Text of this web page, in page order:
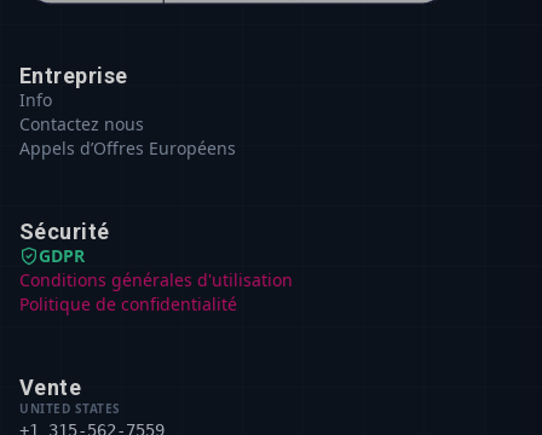
Entreprise
Info
Contactez nous
Appels d’Offres Européens
Sécurité
GDPR
Conditions générales d'utilisation
Politique de confidentialité
Vente
UNITED STATES
+1 315-562-7559